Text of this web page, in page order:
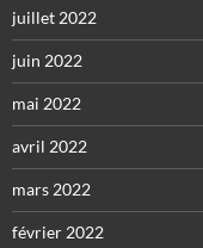
juillet 2022
juin 2022
mai 2022
avril 2022
mars 2022
février 2022